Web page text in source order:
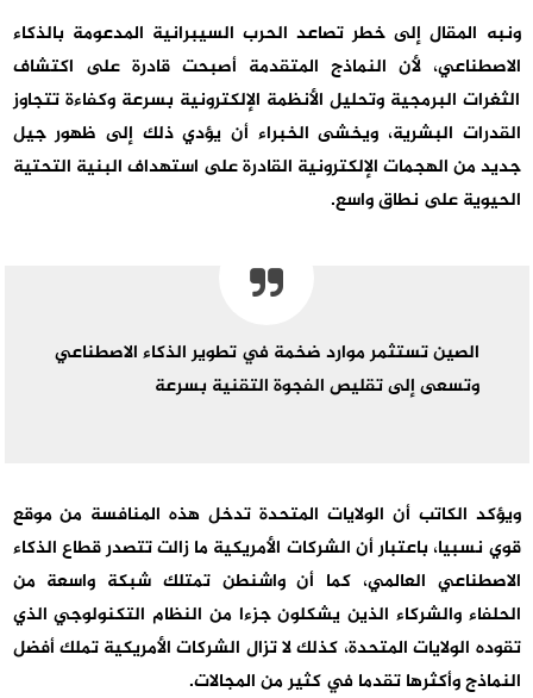
ونبه المقال إلى خطر تصاعد الحرب السيبرانية المدعومة بالذكاء
الاصطناعي، لأن النماذج المتقدمة أصبحت قادرة على اكتشاف
الثغرات البرمجية وتحليل الأنظمة الإلكترونية بسرعة وكفاءة تتجاوز
القدرات البشرية، ويخشى الخبراء أن يؤدي ذلك إلى ظهور جيل
جديد من الهجمات الإلكترونية القادرة على استهداف البنية التحتية
الحيوية على نطاق واسع.
الصين تستثمر موارد ضخمة في تطوير الذكاء الاصطناعي
وتسعى إلى تقليص الفجوة التقنية بسرعة
ويؤكد الكاتب أن الولايات المتحدة تدخل هذه المنافسة من موقع
قوي نسبيا، باعتبار أن الشركات الأمريكية ما زالت تتصدر قطاع الذكاء
الاصطناعي العالمي، كما أن واشنطن تمتلك شبكة واسعة من
الحلفاء والشركاء الذين يشكلون جزءا من النظام التكنولوجي الذي
تقوده الولايات المتحدة، كذلك لا تزال الشركات الأمريكية تملك أفضل
النماذج وأكثرها تقدما في كثير من المجالات.